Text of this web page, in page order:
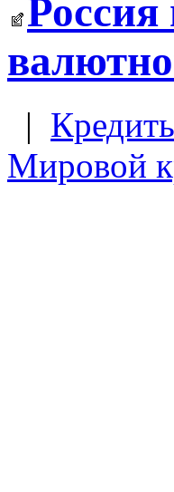
|
Мировой